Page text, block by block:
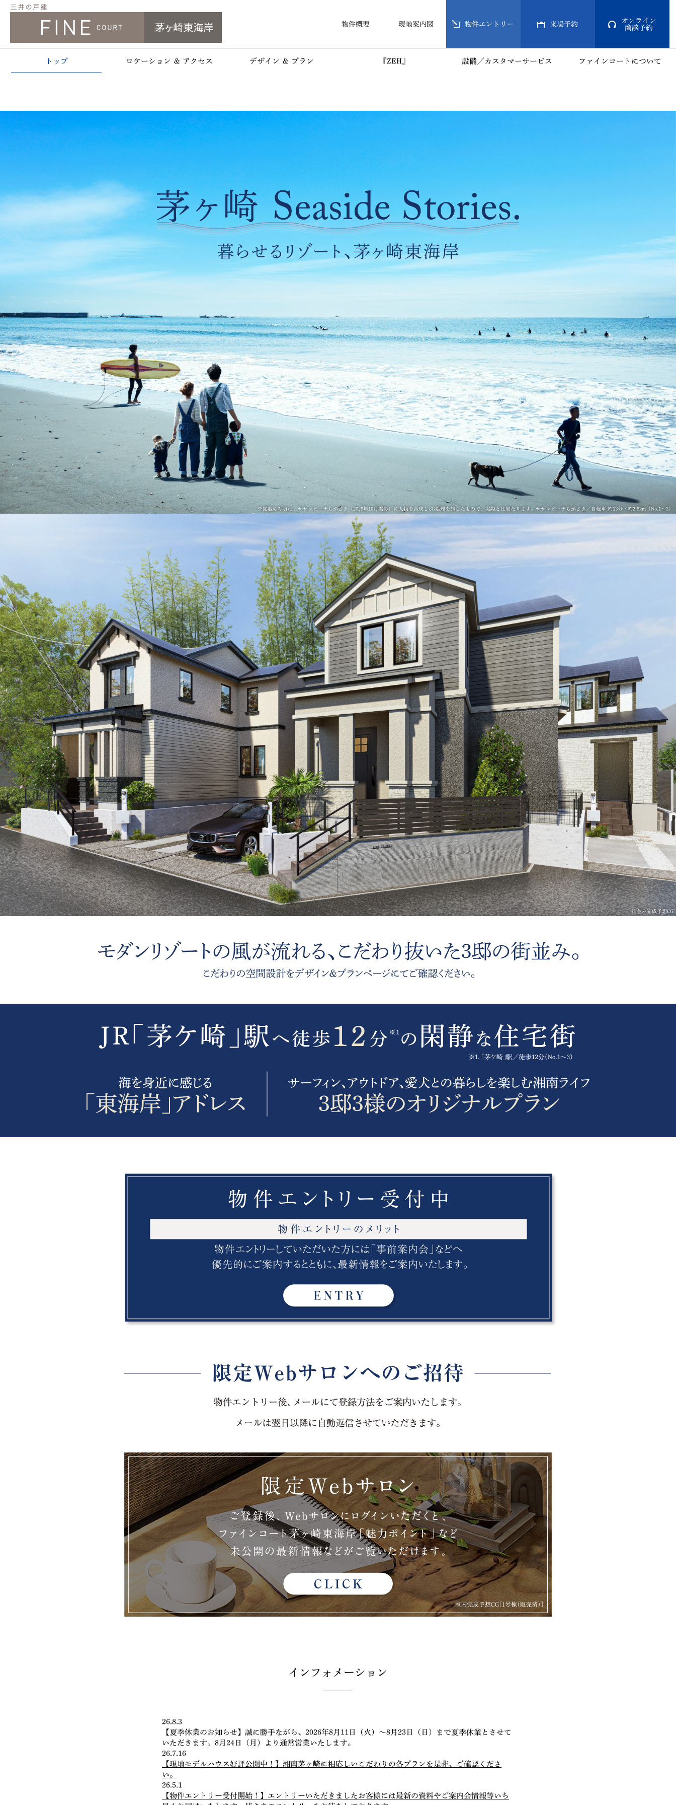
オンライン
商談予約
来場予約
物件エントリー
現地案内図
物件概要
トップ ロケーション ＆ アクセス デザイン ＆ プラン 『ZEH』 設備／カスタマーサービス ファインコートについて
※掲載の写真は、サザンビーチちがさき（2025年10月撮影）に人物を合成しCG処理を施したもので、実際とは異なります。サザンビーチちがさき／自転車 約13分・約2.5km（No.1〜3）
街並み完成予想CG
インフォメーション
26.8.3
【夏季休業のお知らせ】誠に勝手ながら、2026年8月11日（火）～8月23日（日）まで夏季休業とさせて
いただきます。8月24日（月）より通常営業いたします。
26.7.16
【現地モデルハウス好評公開中！】湘南茅ヶ崎に相応しいこだわりの各プランを是非、ご確認くださ
い。
26.5.1
【物件エントリー受付開始！】エントリーいただきましたお客様には最新の資料やご案内会情報等いち